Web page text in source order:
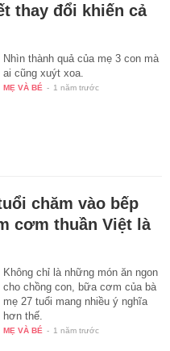
thay đổi khiến cả
Nhìn thành quả của mẹ 3 con mà
ai cũng xuýt xoa.
MẸ VÀ BÉ - 1 năm trước
chăm vào bếp
cơm thuần Việt là
Không chỉ là những món ăn ngon
cho chồng con, bữa cơm của bà
mẹ 27 tuổi mang nhiều ý nghĩa
hơn thế.
MẸ VÀ BÉ - 1 năm trước